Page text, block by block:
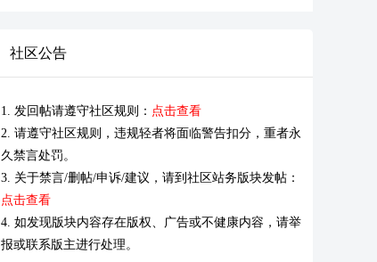
社区公告
1. 发回帖请遵守社区规则： 点击查看
2. 请遵守社区规则，违规轻者将面临警告扣分，重者永
久禁言处罚。
3. 关于禁言/删帖/申诉/建议，请到社区站务版块发帖：
点击查看
4. 如发现版块内容存在版权、广告或不健康内容，请举
报或联系版主进行处理。